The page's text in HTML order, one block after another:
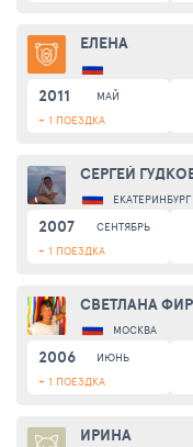
ЕЛЕНА
2011
МАЙ
+ 1 ПОЕЗДКА
СЕРГЕЙ
ЕКАТЕРИНБУРГ
2007
СЕНТЯБРЬ
+ 1 ПОЕЗДКА
СВЕТЛАНА
МОСКВА
2006
ИЮНЬ
+ 1 ПОЕЗДКА
ИРИНА